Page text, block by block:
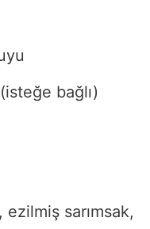
bağlı)
sarımsak,